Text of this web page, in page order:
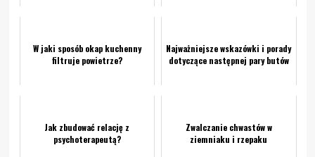
W jaki sposób okap kuchenny
filtruje powietrze?
Najważniejsze wskazówki i porady
dotyczące następnej pary butów
Jak zbudować relację z
psychoterapeutą?
Zwalczanie chwastów w
ziemniaku i rzepaku